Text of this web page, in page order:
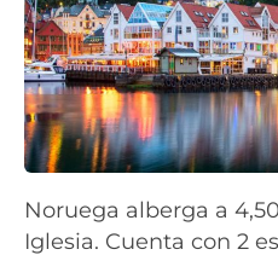
Noruega alberga a
Iglesia. Cuenta con 2